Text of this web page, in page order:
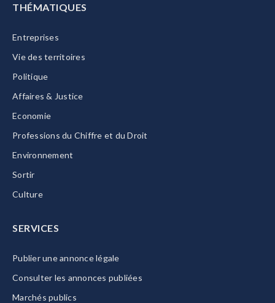
THÉMATIQUES
Entreprises
Vie des territoires
Politique
Affaires & Justice
Economie
Professions du Chiffre et du Droit
Environnement
Sortir
Culture
SERVICES
Publier une annonce légale
Consulter les annonces publiées
Marchés publics